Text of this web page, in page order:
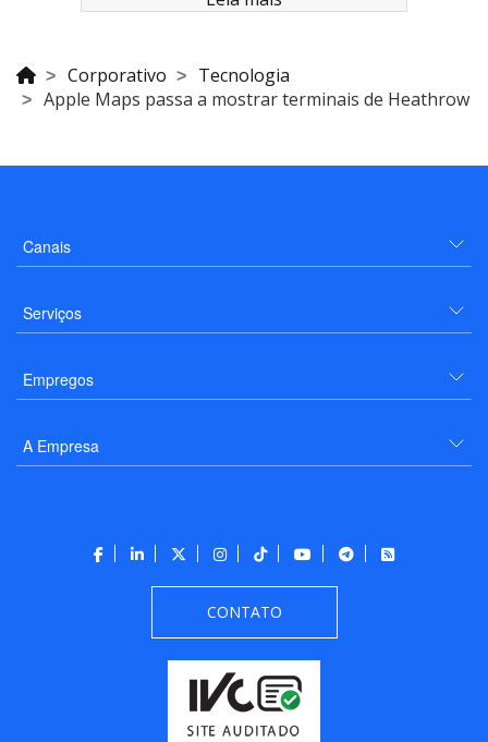
Corporativo
Tecnologia
Apple Maps passa a mostrar terminais de Heathrow
Canais
Serviços
Empregos
A Empresa
CONTATO